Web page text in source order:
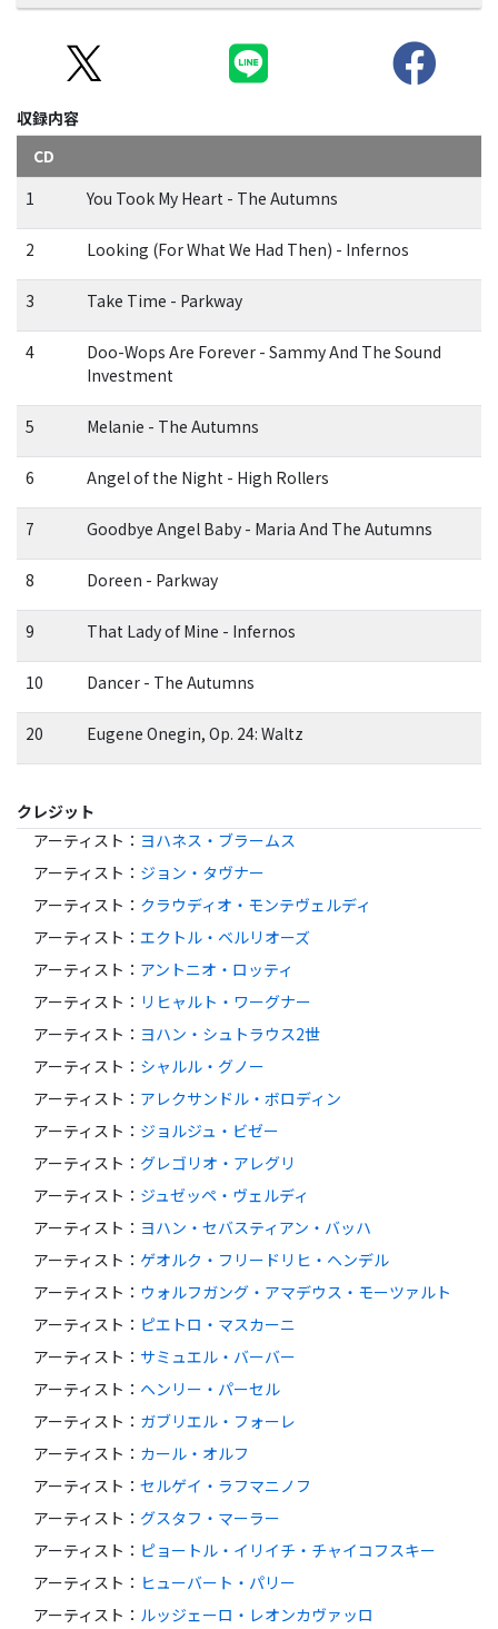
収録内容
CD
1
You Took My Heart - The Autumns
2 Looking (For What We Had Then) - Infernos
3 Take Time - Parkway
4
Doo-Wops Are Forever - Sammy And The Sound
Investment
5 Melanie - The Autumns
6 Angel of the Night - High Rollers
7 Goodbye Angel Baby - Maria And The Autumns
8 Doreen - Parkway
9 That Lady of Mine - Infernos
10 Dancer - The Autumns
20 Eugene Onegin, Op. 24: Waltz
クレジット
アーティスト ： ヨハネス・ブラームス
アーティスト ： ジョン・タヴナー
アーティスト ： クラウディオ・モンテヴェルディ
アーティスト ： エクトル・ベルリオーズ
アーティスト ： アントニオ・ロッティ
アーティスト ： リヒャルト・ワーグナー
アーティスト ： ヨハン・シュトラウス2世
アーティスト ： シャルル・グノー
アーティスト ： アレクサンドル・ボロディン
アーティスト ： ジョルジュ・ビゼー
アーティスト ： グレゴリオ・アレグリ
アーティスト ： ジュゼッペ・ヴェルディ
アーティスト ： ヨハン・セバスティアン・バッハ
アーティスト ： ゲオルク・フリードリヒ・ヘンデル
アーティスト ： ウォルフガング・アマデウス・モーツァルト
アーティスト ： ピエトロ・マスカーニ
アーティスト ： サミュエル・バーバー
アーティスト ： ヘンリー・パーセル
アーティスト ： ガブリエル・フォーレ
アーティスト ： カール・オルフ
アーティスト ： セルゲイ・ラフマニノフ
アーティスト ： グスタフ・マーラー
アーティスト ： ピョートル・イリイチ・チャイコフスキー
アーティスト ： ヒューバート・パリー
アーティスト ： ルッジェーロ・レオンカヴァッロ